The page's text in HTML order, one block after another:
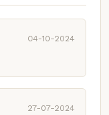
04-10-2024
27-07-2024